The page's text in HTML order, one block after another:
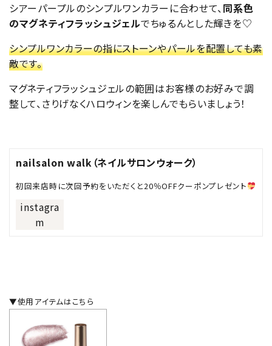
シアーパープルのシンプルワンカラーに合わせて、同系色
のマグネティフラッシュジェルでちゅるんとした輝きを♡
シンプルワンカラーの指にストーンやパールを配置しても素
敵です。
マグネティフラッシュジェルの範囲はお客様のお好みで調
整して、さりげなくハロウィンを楽しんでもらいましょう！
nailsalon walk（ネイルサロンウォーク）
初回来店時に次回予約をいただくと20％OFFクーポンプレゼント
instagra
m
▼使用アイテムはこちら